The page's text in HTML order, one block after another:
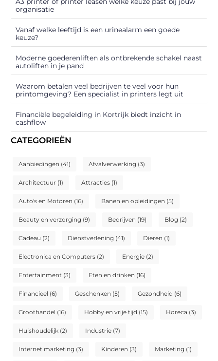
organisatie
Vanaf welke leeftijd is een urinealarm een goede
keuze?
Moderne goederenliften als ontbrekende schakel naast
autoliften in je pand
Waarom betalen veel bedrijven te veel voor hun
printomgeving? Een specialist in printers legt uit
Financiële begeleiding in Kortrijk biedt inzicht in
cashflow
CATEGORIEËN
Aanbiedingen (41) Afvalverwerking (3)
Architectuur (1) Attracties (1)
Auto's en Motoren (16) Banen en opleidingen (5)
Beauty en verzorging (9) Bedrijven (19) Blog (2)
Cadeau (2) Dienstverlening (41) Dieren (1)
Electronica en Computers (2) Energie (2)
Entertainment (3) Eten en drinken (16)
Financieel (6) Geschenken (5) Gezondheid (6)
Groothandel (16) Hobby en vrije tijd (15) Horeca (3)
Huishoudelijk (2) Industrie (7)
Internet marketing (3) Kinderen (3) Marketing (1)